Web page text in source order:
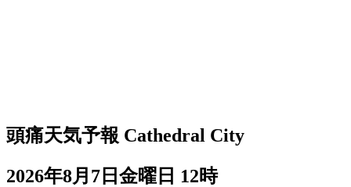
頭痛天気予報 Cathedral City
2026年8月7日金曜日 12時